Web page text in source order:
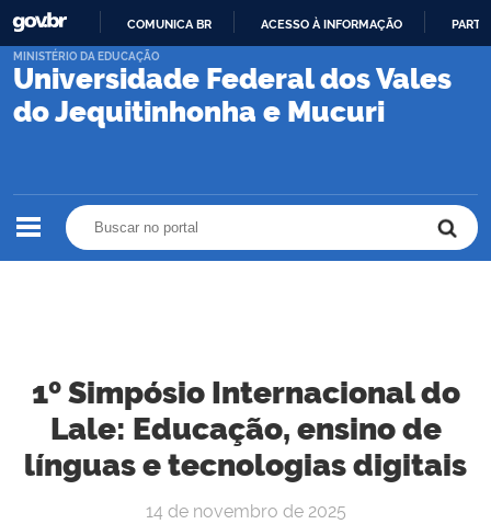
PARA
CONTEÚDO
COMUNICA BR ACESSO À INFORMAÇÃO
Universidade Federal dos Vales
do Jequitinhonha e Mucuri
MINISTÉRIO DA EDUCAÇÃO
1º Simpósio Internacional do
Lale: Educação, ensino de
línguas e tecnologias digitais
14 de novembro de 2025